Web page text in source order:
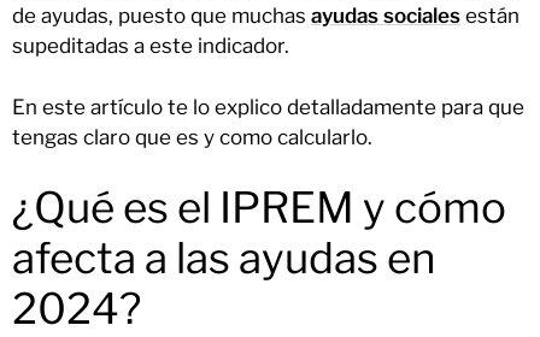
de ayudas, puesto que muchas ayudas sociales están
supeditadas a este indicador.
En este artículo te lo explico detalladamente para que
tengas claro que es y como calcularlo.
¿Qué es el IPREM y cómo
afecta a las ayudas en
2024?